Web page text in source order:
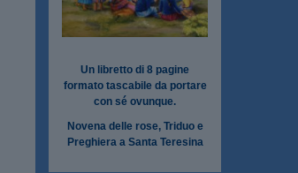
Un libretto di 8 pagine
formato tascabile da portare
con sé ovunque.
Novena delle rose, Triduo e
Preghiera a Santa Teresina